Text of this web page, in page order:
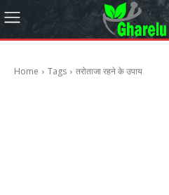
Home Tags तरोताजा रहने के उपाय